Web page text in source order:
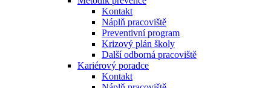
Kontakt
Náplň pracoviště
Preventivní program
Krizový plán školy
Další odborná pracoviště
Kariérový poradce
Kontakt